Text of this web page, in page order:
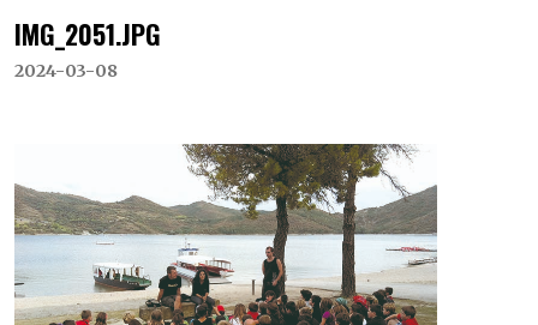
IMG_2051.JPG
2024-03-08